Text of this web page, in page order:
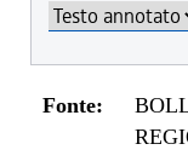
Fonte: